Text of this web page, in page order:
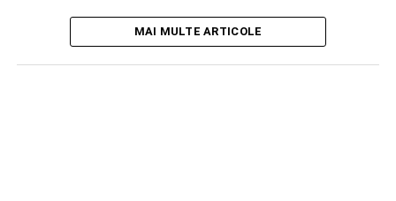
MAI MULTE ARTICOLE